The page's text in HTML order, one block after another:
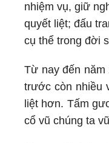
nhiệm vụ, giữ
quyết liệt; đấu
cụ thể trong đời
Từ nay đến
trước còn nhiều
liệt hơn. Tấm
cổ vũ chúng ta